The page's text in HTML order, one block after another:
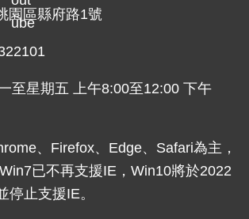
園區縣府路1號
至星期五 上午8:00至12:00 下午
、Firefox、Edge、Safari為主，
已不再支援IE，Win10將於2022
停止支援IE。